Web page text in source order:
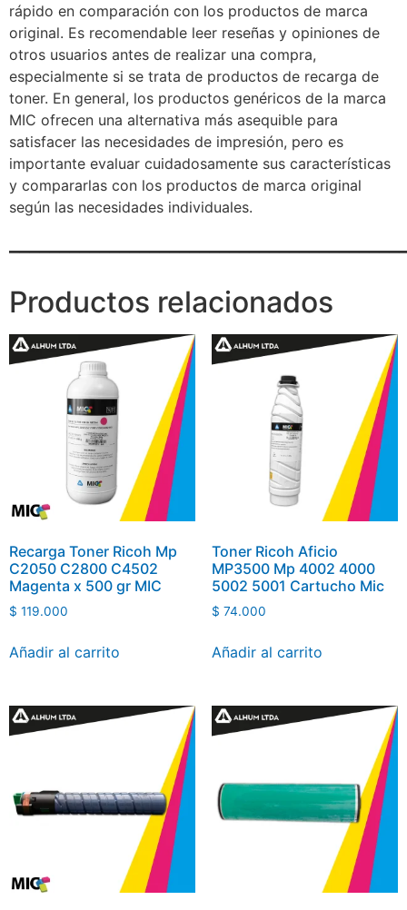
rápido en comparación con los productos de marca
original. Es recomendable leer reseñas y opiniones de
otros usuarios antes de realizar una compra,
especialmente si se trata de productos de recarga de
toner. En general, los productos genéricos de la marca
MIC ofrecen una alternativa más asequible para
satisfacer las necesidades de impresión, pero es
importante evaluar cuidadosamente sus características
y compararlas con los productos de marca original
según las necesidades individuales.
Productos relacionados
Recarga Toner Ricoh Mp
C2050 C2800 C4502
Magenta x 500 gr MIC
$ 119.000
Añadir al carrito
Toner Ricoh Aficio
MP3500 Mp 4002 4000
5002 5001 Cartucho Mic
$ 74.000
Añadir al carrito